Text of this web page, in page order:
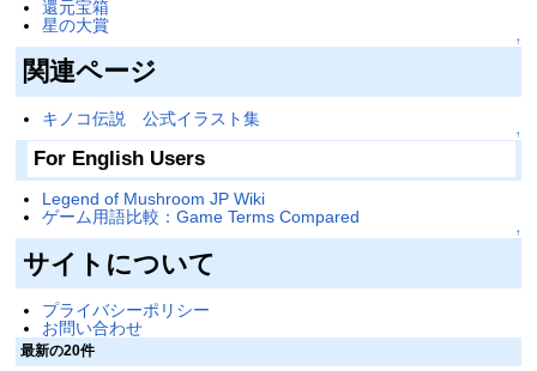
還元宝箱
星の大賞
↑
関連ページ
キノコ伝説 公式イラスト集
↑
For English Users
Legend of Mushroom JP Wiki
ゲーム用語比較：Game Terms Compared
↑
サイトについて
プライバシーポリシー
お問い合わせ
最新の20件